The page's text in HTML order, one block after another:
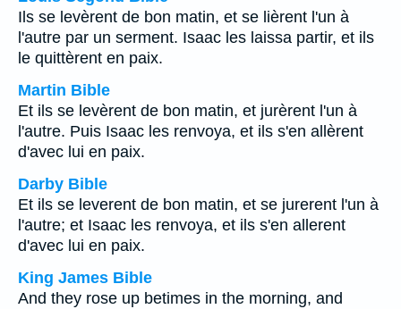
Ils se levèrent de bon matin, et se lièrent l'un à
l'autre par un serment. Isaac les laissa partir, et ils
le quittèrent en paix.
Martin Bible
Et ils se levèrent de bon matin, et jurèrent l'un à
l'autre. Puis Isaac les renvoya, et ils s'en allèrent
d'avec lui en paix.
Darby Bible
Et ils se leverent de bon matin, et se jurerent l'un à
l'autre; et Isaac les renvoya, et ils s'en allerent
d'avec lui en paix.
King James Bible
And they rose up betimes in the morning, and